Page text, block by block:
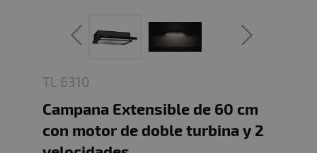
TL 6310
Campana Extensible de 60 cm
con motor de doble turbina y 2